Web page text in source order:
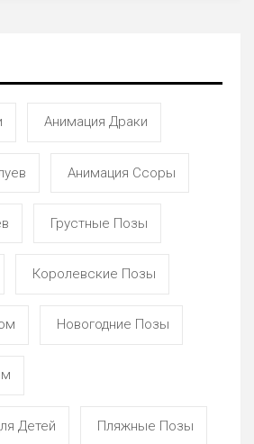
Анимация Драки
Анимация Ссоры
Грустные Позы
Королевские Позы
Новогодние Позы
Детей Пляжные Позы